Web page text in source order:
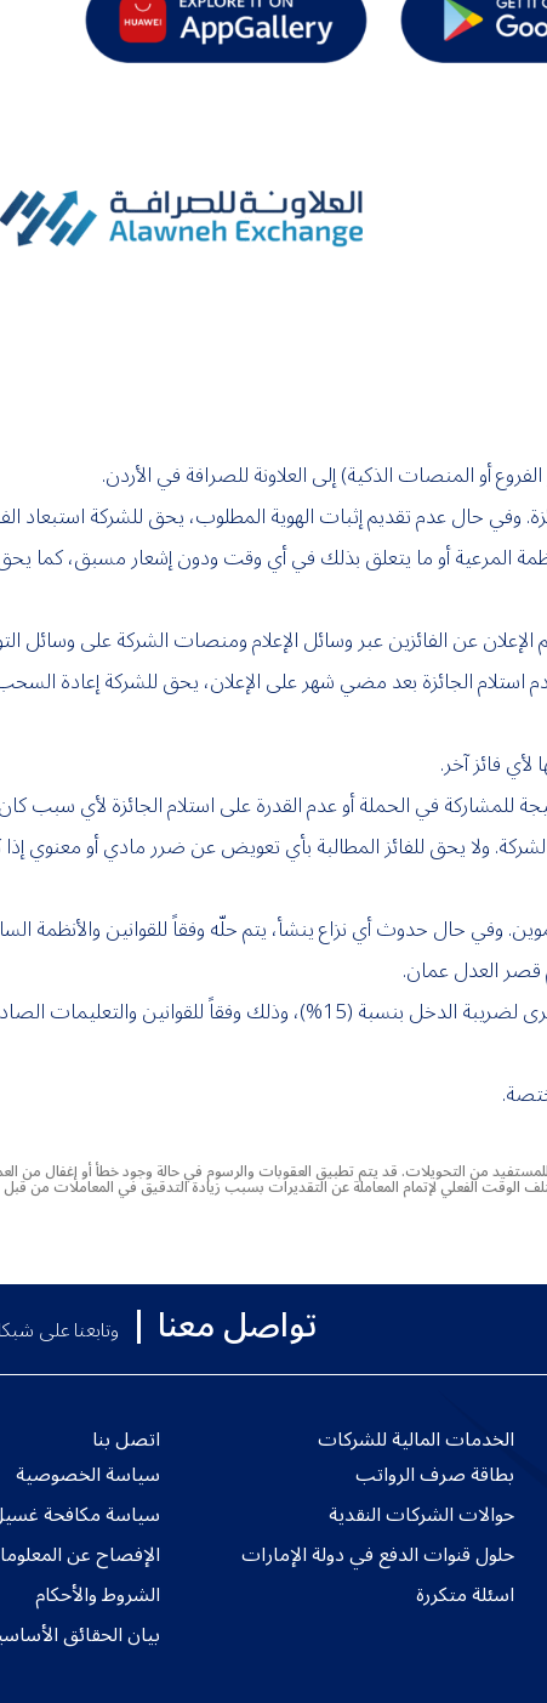
أو المنصات الذكية) إلى العلاونة للصرافة في الأردن.
وفي حال عدم تقديم إثبات الهوية المطلوب، يحق للشركة استبعاد
المرعية أو ما يتعلق بذلك في أي وقت ودون إشعار مسبق، كما
عن الفائزين عبر وسائل الإعلام ومنصات الشركة على وسائل
استلام الجائزة بعد مضي شهر على الإعلان، يحق للشركة إعادة
لأي فائز آخر.
للمشاركة في الحملة أو عدم القدرة على استلام الجائزة لأي سبب
ولا يحق للفائز المطالبة بأي تعويض عن ضرر مادي أو معنوي
وفي حال حدوث أي نزاع ينشأ، يتم حلّه وفقاً للقوانين والأنظمة
قصر العدل عمان.
تخضع الجوائز التي تزيد قيمتها عن (1,000) دينار أردني أو ما يعادلها بأي عملة أخرى لضريبة الدخل بنسبة (15%)،
من التحويلات. قد يتم تطبيق العقوبات والرسوم في حالة وجود خطأ أو إغفال من
الوقت الفعلي لإتمام المعاملة عن التقديرات بسبب زيادة التدقيق في المعاملات من
تواصل معنا وتابعنا على
الخدمات المالية للشركات
بطاقة صرف الرواتب
حوالات الشركات النقدية
حلول قنوات الدفع في دولة الإمارات
اسئلة متكررة
اتصل بنا
سياسة الخصوصية
سياسة مكافحة
الإفصاح عن
الشروط والأحكام
بيان الحقائق